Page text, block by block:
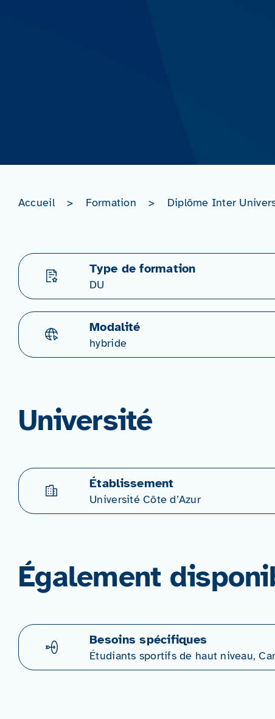
Accueil > Formation > Diplôme Inter
Type de formation
DU
Modalité
hybride
Université
Établissement
Université Côte d’Azur
Également
Besoins spécifiques
Étudiants sportifs de haut niveau,